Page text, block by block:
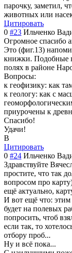
парочку, заметил,
животных или
Цитировать
0 #23 Ильченко
Огромное спасибо
Это (фиг.13)
книжки. Подобные
полях в районе
Вопросы:
к геофизику: как
к геологу: как с
геоморфологичес
приурочены к
Спасибо!
Удачи!
В
Цитировать
0 #24 Ильченко
Здравствуйте
простите, что так
вопросом про
ещё актуально,
И вот ещё что:
будет на полевых
попросить, чтоб
если так, то
отбору проб...
Ну и всё пока...